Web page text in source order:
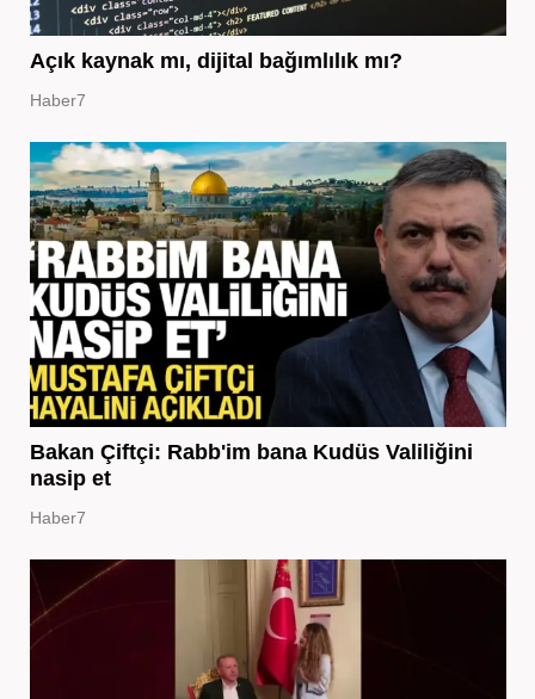
Açık kaynak mı, dijital bağımlılık mı?
Haber7
Bakan Çiftçi: Rabb'im bana Kudüs Valiliğini
nasip et
Haber7